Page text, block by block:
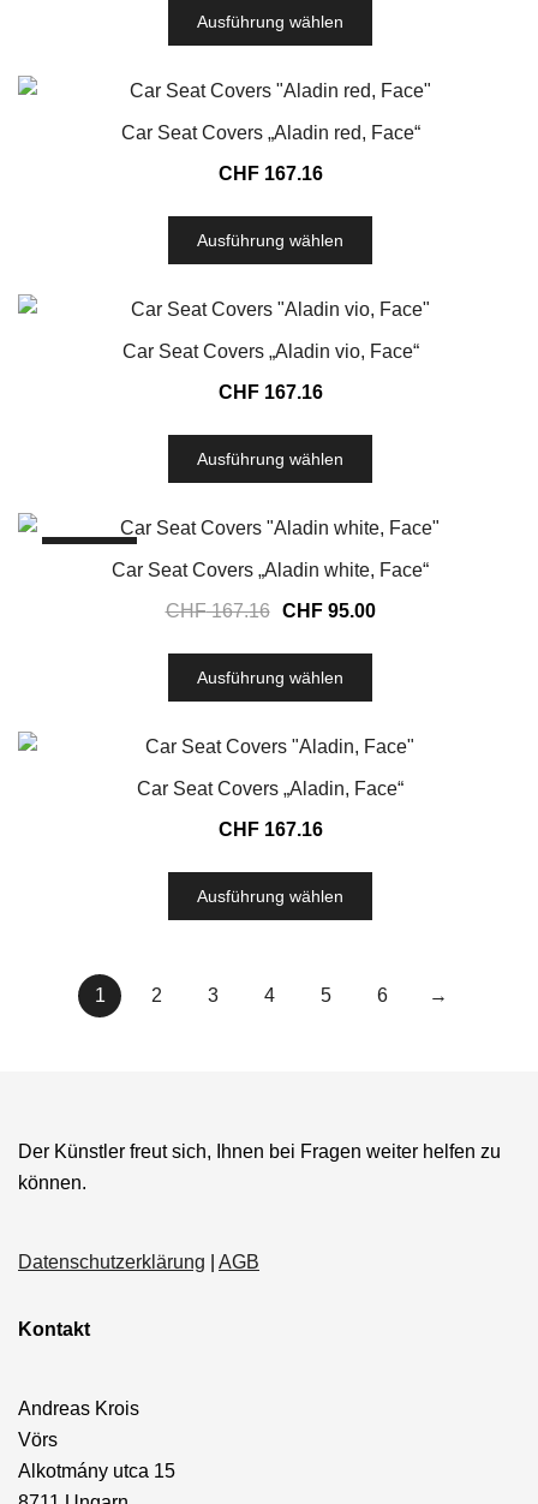
Ausführung wählen
Car Seat Covers „Aladin red, Face“
CHF167.16
Ausführung wählen
Car Seat Covers „Aladin vio, Face“
CHF167.16
Ausführung wählen
Car Seat Covers „Aladin white, Face“
CHF167.16 CHF95.00
Ausführung wählen
Car Seat Covers „Aladin, Face“
CHF167.16
Ausführung wählen
1 2 3 4 5 6 →
Der Künstler freut sich, Ihnen bei Fragen weiter helfen zu
können.
Datenschutzerklärung AGB
Kontakt
Andreas Krois
Vörs
Alkotmány utca 15